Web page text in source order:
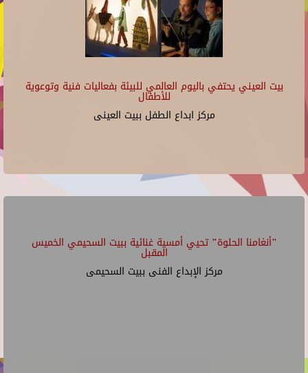
بيت العيني يحتفي باليوم العالمي للبيئة بفعاليات فنية وتوعوية
للأطفال
مركز ابداع الطفل ببيت العينى
"أنغامنا الحلوة" تحيي أمسية غنائية ببيت السحيمي الخميس
المقبل
مركز الإبداع الفنى ببيت السحيمى